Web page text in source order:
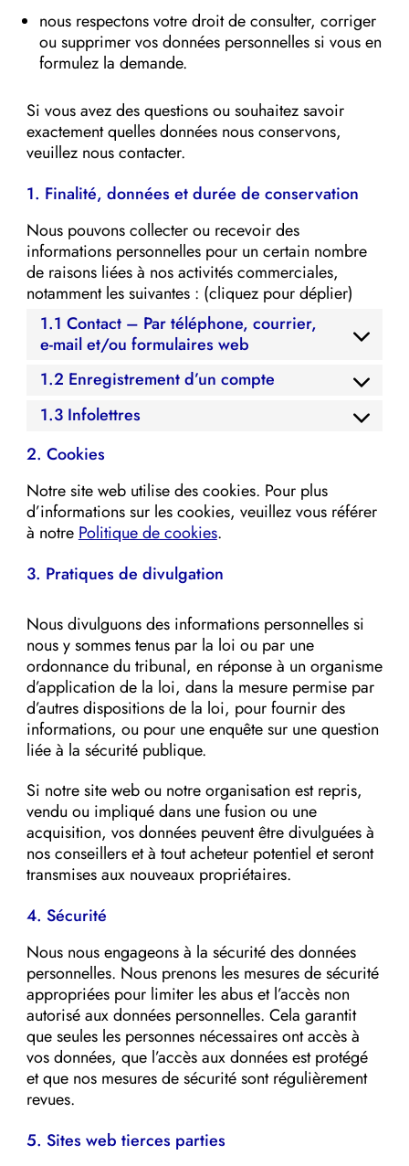
nous respectons votre droit de consulter, corriger
ou supprimer vos données personnelles si vous en
formulez la demande.
Si vous avez des questions ou souhaitez savoir
exactement quelles données nous conservons,
veuillez nous contacter.
1. Finalité, données et durée de conservation
Nous pouvons collecter ou recevoir des
informations personnelles pour un certain nombre
de raisons liées à nos activités commerciales,
notamment les suivantes : (cliquez pour déplier)
1.1 Contact – Par téléphone, courrier,
e-mail et/ou formulaires web
1.2 Enregistrement d’un compte
1.3 Infolettres
2. Cookies
Notre site web utilise des cookies. Pour plus
d’informations sur les cookies, veuillez vous référer
à notrePolitique de cookies.
3. Pratiques de divulgation
Nous divulguons des informations personnelles si
nous y sommes tenus par la loi ou par une
ordonnance du tribunal, en réponse à un organisme
d’application de la loi, dans la mesure permise par
d’autres dispositions de la loi, pour fournir des
informations, ou pour une enquête sur une question
liée à la sécurité publique.
Si notre site web ou notre organisation est repris,
vendu ou impliqué dans une fusion ou une
acquisition, vos données peuvent être divulguées à
nos conseillers et à tout acheteur potentiel et seront
transmises aux nouveaux propriétaires.
4. Sécurité
Nous nous engageons à la sécurité des données
personnelles. Nous prenons les mesures de sécurité
appropriées pour limiter les abus et l’accès non
autorisé aux données personnelles. Cela garantit
que seules les personnes nécessaires ont accès à
vos données, que l’accès aux données est protégé
et que nos mesures de sécurité sont régulièrement
revues.
5. Sites web tierces parties